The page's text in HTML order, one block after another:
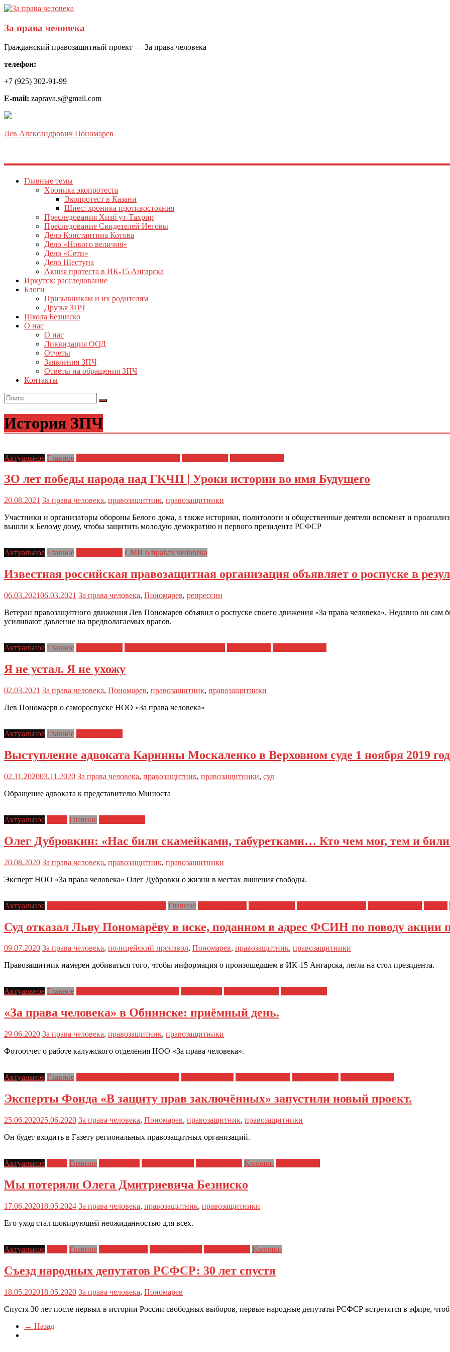
За права человека
Гражданский правозащитный проект — За права человека
телефон:
+7 (925) 302-91-99
E-mail: zaprava.s@gmail.com
Лев Александрович Пономарев
Главные темы
Хроника экопротеста
Экопротест в Казани
Шиес: хроника противостояния
Преследования Хизб ут-Тахрир
Преследование Свидетелей Иеговы
Дело Константина Котова
Дело «Нового величия»
Дело «Сети»
Дело Шестуна
Акция протеста в ИК-15 Ангарска
Иркутск: расследование
Блоги
Призывникам и их родителям
Друзья ЗПЧ
Школа Безниско
О нас
О нас
Ликвидация ООД
Отчеты
Заявления ЗПЧ
Ответы на обращения ЗПЧ
Контакты
История ЗПЧ
Актуальное Главное
ЗО лет победы народа над ГКЧП | Уроки истории во имя Будущего
20.08.2021 За права человека, правозащитник, правозащитники
Участники и организаторы обороны Белого дома, а также историки, политологи и общественные деятели вспомнят и
вышли к Белому дому, чтобы защитить молодую демократию и первого президента РСФСР
Актуальное Главное СМИ о правах человека
Известная российская правозащитная организация объявляет о роспуске в
06.03.202106.03.2021 За права человека, Пономарев, репрессии
Ветеран правозащитного движения Лев Пономарев объявил о роспуске своего движения «За права человека». Недавно он сам
усиливают давление на предполагаемых врагов.
Актуальное Главное
Я не устал. Я не ухожу
02.03.2021 За права человека, Пономарев, правозащитник, правозащитники
Лев Пономаерв о самороспуске НОО «За права человека»
Актуальное Главное
Выступление адвоката Каринны Москаленко в Верховном суде 1 ноября 2019
02.11.202003.11.2020 За права человека, правозащитник, правозащитники, суд
Обращение адвоката к представителю Минюста
Актуальное Главное
Олег Дубровкин: «Нас били скамейками, табуретками… Кто чем мог, тем и
20.08.2020 За права человека, правозащитник, правозащитники
Эксперт НОО «За права человека» Олег Дубровки о жизни в местах лишения свободы.
Актуальное Главное
Суд отказал Льву Пономарёву в иске, поданном в адрес ФСИН по поводу акции
09.07.2020 За права человека, полицейский произвол, Пономарев, правозащитник, правозащитники
Правозащитник намерен добиваться того, чтобы информация о произошедшем в ИК-15 Ангарска, легла на стол президента.
Актуальное Главное
«За права человека» в Обнинске: приёмный день.
29.06.2020 За права человека, правозащитник, правозащитники
Фотоотчет о работе калужского отделения НОО «За права человека».
Актуальное Главное
Эксперты Фонда «В защиту прав заключённых» запустили новый проект.
25.06.202025.06.2020 За права человека, Пономарев, правозащитник, правозащитники
Он будет входить в Газету региональных правозащитных организаций.
Актуальное Главное Колонки
Мы потеряли Олега Дмитриевича Безниско
17.06.202018.05.2024 За права человека, правозащитник, правозащитники
Его уход стал шокирующей неожиданностью для всех.
Актуальное Главное Колонки
Съезд народных депутатов РСФСР: 30 лет спустя
18.05.202018.05.2020 За права человека, Пономарев
Спустя 30 лет после первых в истории России свободных выборов, первые народные депутаты РСФСР встретятся в эфире,
← Назад